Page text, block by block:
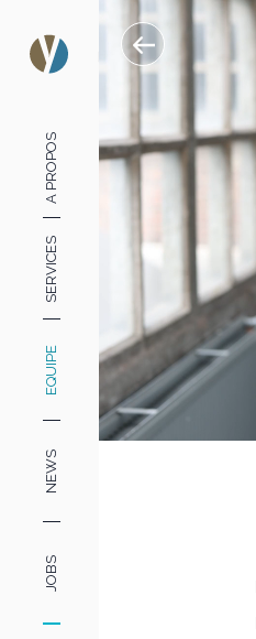
A PROPOS
SERVICES
EQUIPE
NEWS
JOBS